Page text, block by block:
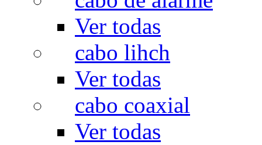
Ver todas
cabo lihch
Ver todas
cabo coaxial
Ver todas